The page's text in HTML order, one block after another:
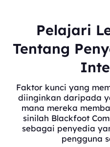
Pelajari
Tentang
Faktor kunci yang
diinginkan daripada
mana mereka
sinilah Blackfoot
sebagai penyedia
pengguna